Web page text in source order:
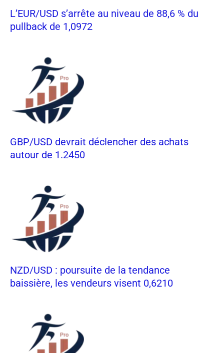
L’EUR/USD s’arrête au niveau de 88,6 % du
pullback de 1,0972
GBP/USD devrait déclencher des achats
autour de 1.2450
NZD/USD : poursuite de la tendance
baissière, les vendeurs visent 0,6210